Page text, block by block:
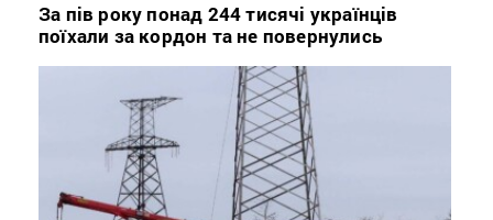
За пів року понад 244 тисячі українців
поїхали за кордон та не повернулись